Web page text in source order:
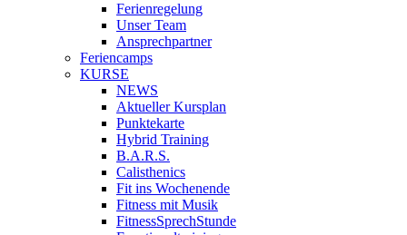
Ferienregelung
Unser Team
Ansprechpartner
Feriencamps
KURSE
NEWS
Aktueller Kursplan
Punktekarte
Hybrid Training
B.A.R.S.
Calisthenics
Fit ins Wochenende
Fitness mit Musik
FitnessSprechStunde